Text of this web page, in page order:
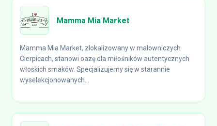
Mamma Mia Market
Mamma Mia Market, zlokalizowany w malowniczych
Cierpicach, stanowi oazę dla miłośników autentycznych
włoskich smaków. Specjalizujemy się w starannie
wyselekcjonowanych...